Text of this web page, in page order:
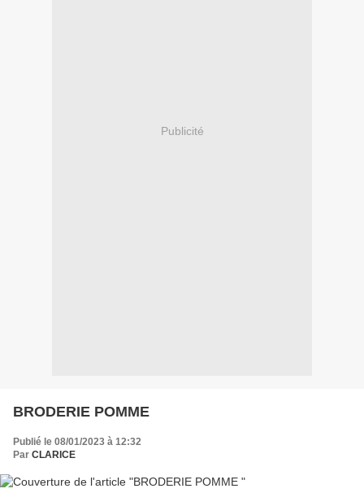
Publicité
BRODERIE POMME
Publié le 08/01/2023 à 12:32
Par CLARICE